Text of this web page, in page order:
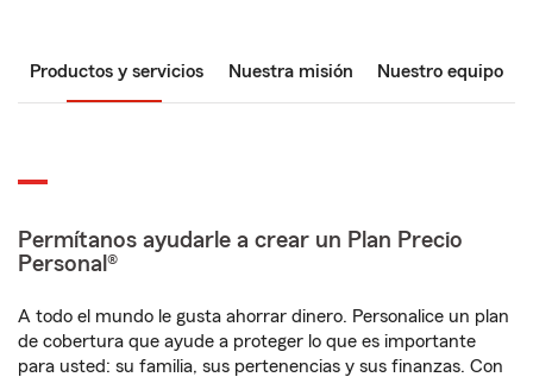
Productos y servicios Nuestra misión Nuestro equipo
Permítanos ayudarle a crear un Plan Precio
Personal®
A todo el mundo le gusta ahorrar dinero. Personalice un plan
de cobertura que ayude a proteger lo que es importante
para usted: su familia, sus pertenencias y sus finanzas. Con